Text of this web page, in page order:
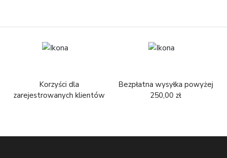
Korzyści dla
zarejestrowanych klientów
Bezpłatna wysyłka powyżej
250,00 zł